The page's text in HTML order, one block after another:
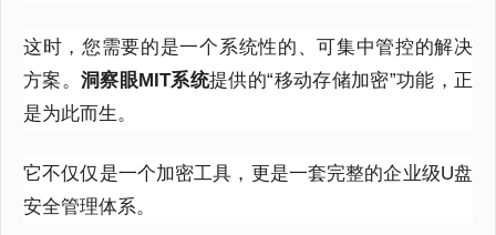
这时，您需要的是一个系统性的、可集中管控的解决
方案。洞察眼MIT系统提供的“移动存储加密”功能，正
是为此而生。
它不仅仅是一个加密工具，更是一套完整的企业级U盘
安全管理体系。